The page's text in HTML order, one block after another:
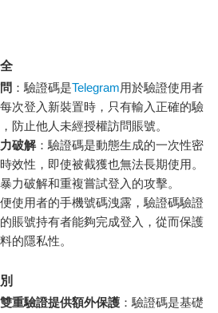
：驗證碼是Telegram用於驗證使用者
次登入新裝置時，只有輸入正確的驗
防止他人未經授權訪問賬號。
破解：驗證碼是動態生成的一次性密
效性，即使被截獲也無法長期使用。
力破解和重複嘗試登入的攻擊。
便使用者的手機號碼洩露，驗證碼驗證
賬號持有者能夠完成登入，從而保護
的隱私性。
重驗證提供額外保護 ：驗證碼是基礎